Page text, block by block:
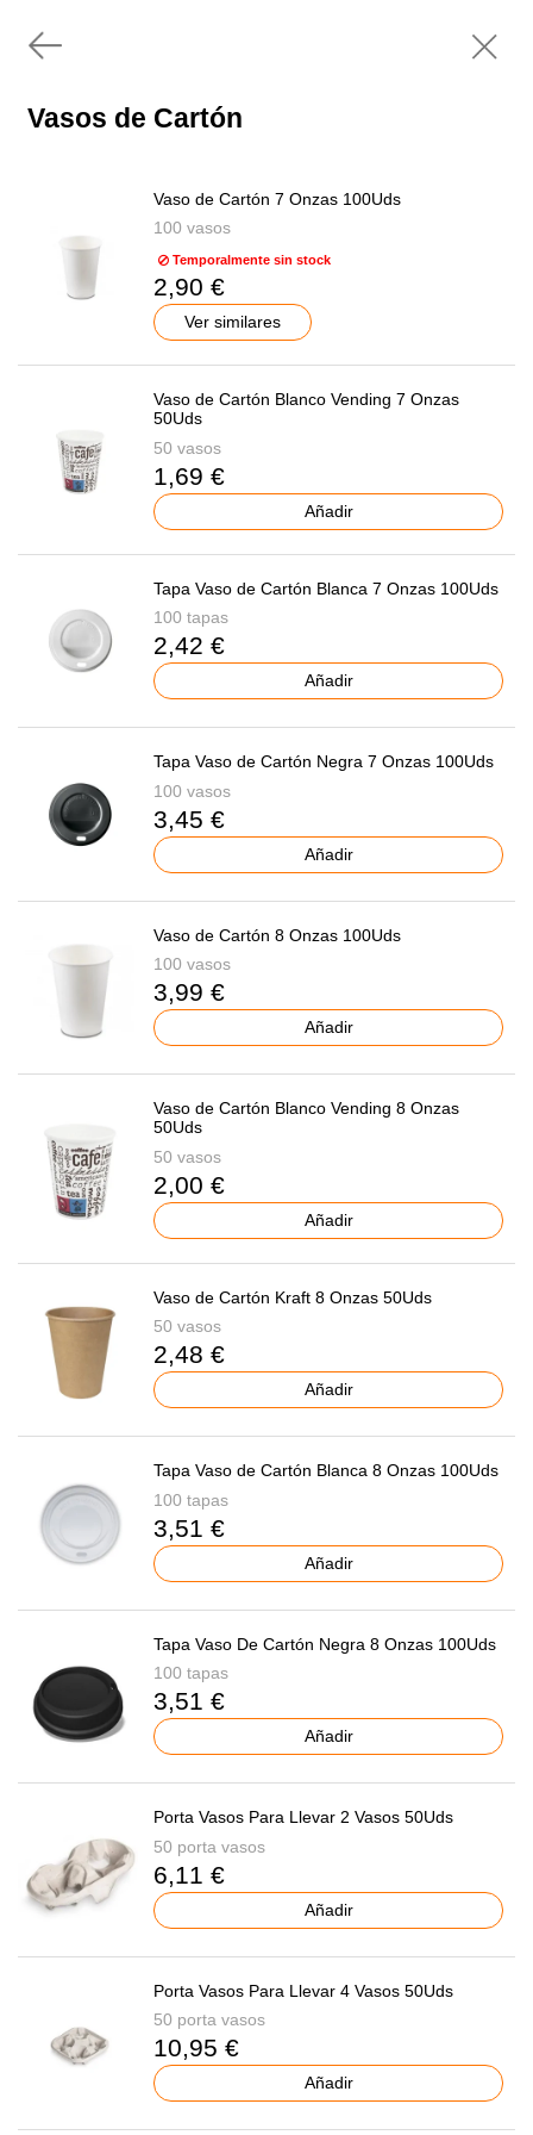
Vasos de Cartón
Vaso de Cartón 7 Onzas 100Uds
100 vasos
Temporalmente sin stock
2,90 €
Ver similares
Vaso de Cartón Blanco Vending 7 Onzas
50Uds
50 vasos
1,69 €
Añadir
Tapa Vaso de Cartón Blanca 7 Onzas 100Uds
100 tapas
2,42 €
Añadir
Tapa Vaso de Cartón Negra 7 Onzas 100Uds
100 vasos
3,45 €
Añadir
Vaso de Cartón 8 Onzas 100Uds
100 vasos
3,99 €
Añadir
Vaso de Cartón Blanco Vending 8 Onzas
50Uds
50 vasos
2,00 €
Añadir
Vaso de Cartón Kraft 8 Onzas 50Uds
50 vasos
2,48 €
Añadir
Tapa Vaso de Cartón Blanca 8 Onzas 100Uds
100 tapas
3,51 €
Añadir
Tapa Vaso De Cartón Negra 8 Onzas 100Uds
100 tapas
3,51 €
Añadir
Porta Vasos Para Llevar 2 Vasos 50Uds
50 porta vasos
6,11 €
Añadir
Porta Vasos Para Llevar 4 Vasos 50Uds
50 porta vasos
10,95 €
Añadir